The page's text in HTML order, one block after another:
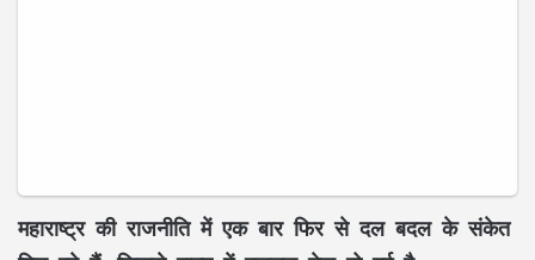
महाराष्ट्र की राजनीति में एक बार फिर से दल बदल के संकेत